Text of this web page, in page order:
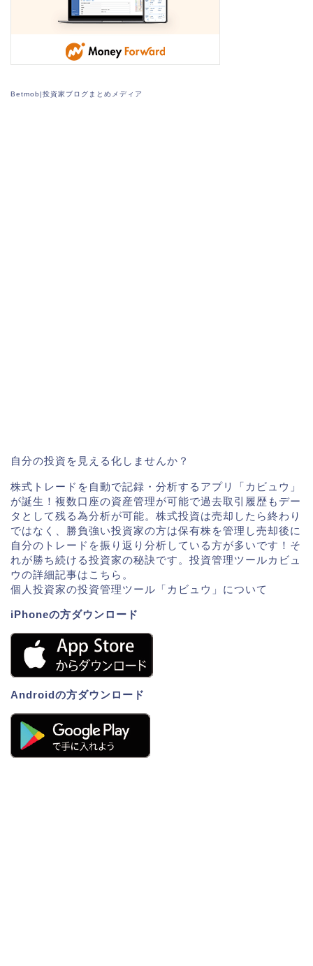
Betmob|投資家ブログまとめメディア
自分の投資を見える化しませんか？
株式トレードを自動で記録・分析するアプリ「カビュウ」
が誕生！複数口座の資産管理が可能で過去取引履歴もデー
タとして残る為分析が可能。株式投資は売却したら終わり
ではなく、勝負強い投資家の方は保有株を管理し売却後に
自分のトレードを振り返り分析している方が多いです！そ
れが勝ち続ける投資家の秘訣です。投資管理ツールカビュ
ウの詳細記事はこちら。
個人投資家の投資管理ツール「カビュウ」について
iPhoneの方ダウンロード
Androidの方ダウンロード